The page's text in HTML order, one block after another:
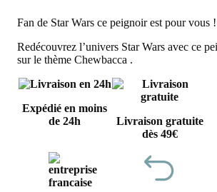
Fan de Star Wars ce peignoir est pour vous !
Redécouvrez l’univers Star Wars avec ce
sur le thème Chewbacca .
Expédié en moins
de 24h
Livraison gratuite
dès 49€